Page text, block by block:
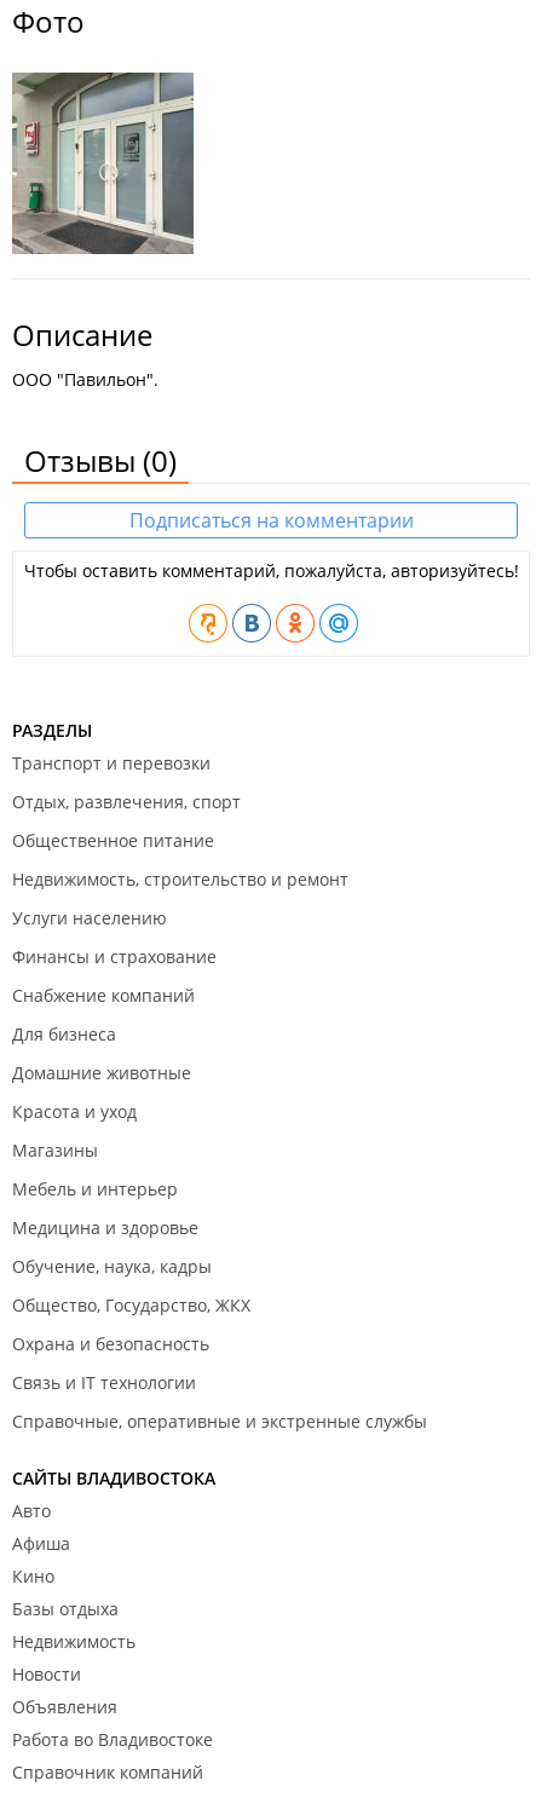
Фото
Описание
ООО "Павильон".
Отзывы (0)
Подписаться на комментарии
Чтобы оставить комментарий, пожалуйста, авторизуйтесь!
РАЗДЕЛЫ
Транспорт и перевозки
Отдых, развлечения, спорт
Общественное питание
Недвижимость, строительство и ремонт
Услуги населению
Финансы и страхование
Снабжение компаний
Для бизнеса
Домашние животные
Красота и уход
Магазины
Мебель и интерьер
Медицина и здоровье
Обучение, наука, кадры
Общество, Государство, ЖКХ
Охрана и безопасность
Связь и IT технологии
Справочные, оперативные и экстренные службы
САЙТЫ ВЛАДИВОСТОКА
Авто
Афиша
Кино
Базы отдыха
Недвижимость
Новости
Объявления
Работа во Владивостоке
Справочник компаний